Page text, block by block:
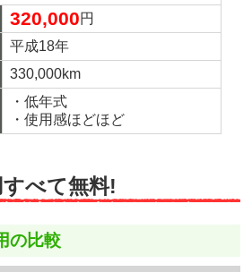
320,000円
平成18年
330,000km
・低年式
・使用感ほどほど
べて無料!
の比較